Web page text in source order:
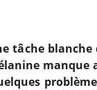
tâche